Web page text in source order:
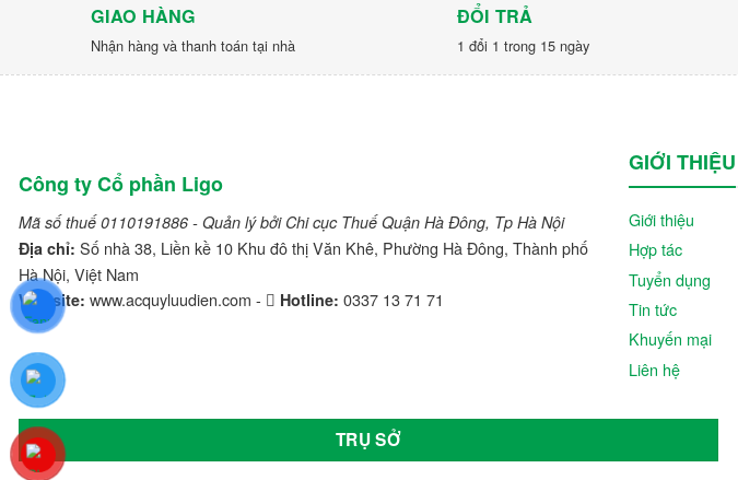
Honda
Hyster
JLG
JVCEco
Kings Tire
Linde
Lonking
GIAO HÀNG
Nhận hàng và thanh toán tại nhà
ĐỔI TRẢ
1 đổi 1 trong 15 ngày
Công ty Cổ phần Ligo
Mã số thuế 0110191886 - Quản lý bởi Chi cục Thuế Quận Hà Đông, Tp Hà Nội
Địa chỉ: Số nhà 38, Liền kề 10 Khu đô thị Văn Khê, Phường Hà Đông, Thành phố
Hà Nội, Việt Nam
Website: www.acquyluudien.com - Hotline: 0337 13 71 71
GIỚI THIỆU
Giới thiệu
Hợp tác
Tuyển dụng
Tin tức
Khuyến mại
Liên hệ
TRỤ SỞ